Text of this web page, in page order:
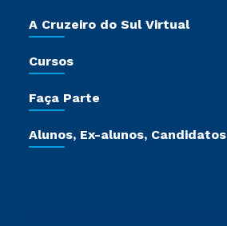
A Cruzeiro do Sul Virtual
Sala de Imprensa
Certificadoras
Jornada do Aluno
Cursos
Pós-graduação
Cursos Livres
Faça Parte
Vestibular Redação
Alunos, Ex-alunos, Candidatos